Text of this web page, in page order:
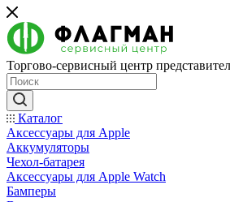
Торгово-сервисный центр
Каталог
Аксессуары для Apple
Аккумуляторы
Чехол-батарея
Аксессуары для Apple Watch
Бамперы